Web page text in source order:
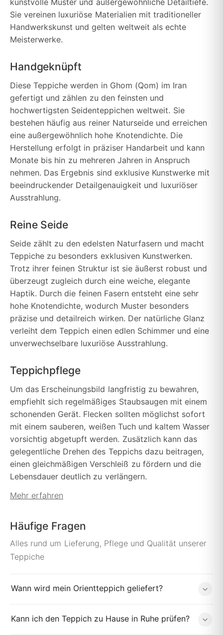
Sie vereinen luxuriöse Materialien mit traditioneller
Handwerkskunst und gelten weltweit als echte
Meisterwerke.
Handgeknüpft
Diese Teppiche werden in Ghom (Qom) im Iran
gefertigt und zählen zu den feinsten und
hochwertigsten Seidenteppichen weltweit. Sie
bestehen häufig aus reiner Naturseide und erreichen
eine außergewöhnlich hohe Knotendichte. Die
Herstellung erfolgt in präziser Handarbeit und kann
Monate bis hin zu mehreren Jahren in Anspruch
nehmen. Das Ergebnis sind exklusive Kunstwerke mit
beeindruckender Detailgenauigkeit und luxuriöser
Ausstrahlung.
Reine Seide
Seide zählt zu den edelsten Naturfasern und macht
Teppiche zu besonders exklusiven Kunstwerken.
Trotz ihrer feinen Struktur ist sie äußerst robust und
überzeugt zugleich durch eine weiche, elegante
Haptik. Durch die feinen Fasern entsteht eine sehr
hohe Knotendichte, wodurch Muster besonders
präzise und detailreich wirken. Der natürliche Glanz
verleiht dem Teppich einen edlen Schimmer und eine
unverwechselbare luxuriöse Ausstrahlung.
Teppichpflege
Um das Erscheinungsbild langfristig zu bewahren,
empfiehlt sich regelmäßiges Staubsaugen mit einem
schonenden Gerät. Flecken sollten möglichst sofort
mit einem sauberen, weißen Tuch und kaltem Wasser
vorsichtig abgetupft werden. Zusätzlich kann das
gelegentliche Drehen des Teppichs dazu beitragen,
einen gleichmäßigen Verschleiß zu fördern und die
Lebensdauer deutlich zu verlängern.
Mehr erfahren
Häufige Fragen
Alles rund um Lieferung, Pflege und Qualität unserer
Teppiche
Wann wird mein Orientteppich geliefert?
Kann ich den Teppich zu Hause in Ruhe prüfen?